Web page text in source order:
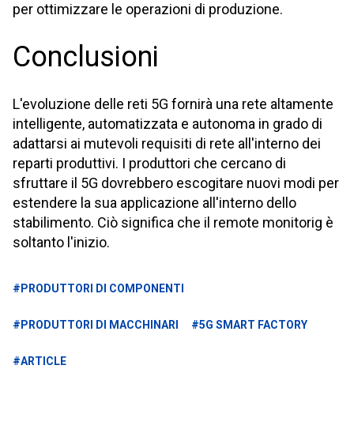
per ottimizzare le operazioni di produzione.
Conclusioni
L'evoluzione delle reti 5G fornirà una rete altamente
intelligente, automatizzata e autonoma in grado di
adattarsi ai mutevoli requisiti di rete all'interno dei
reparti produttivi. I produttori che cercano di
sfruttare il 5G dovrebbero escogitare nuovi modi per
estendere la sua applicazione all'interno dello
stabilimento. Ciò significa che il remote monitorig è
soltanto l'inizio.
#PRODUTTORI DI COMPONENTI
#PRODUTTORI DI MACCHINARI #5G SMART FACTORY
#ARTICLE